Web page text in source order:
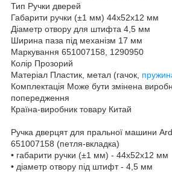
Тип Ручки дверей
Габарити ручки (±1 мм) 44х52х12 мм
Діаметр отвору для штифта 4,5 мм
Ширина паза під механізм 17 мм
Маркування 651007158, 1290950
Колір Прозорий
Матеріал Пластик, метал (гачок,
Комплектація Може бути змінена
попередження
Країна-виробник товару Китай
Ручка дверцят для пральної машини
651007158 (петля-вкладка)
• габарити ручки (±1 мм) - 44х52х12 мм
• діаметр отвору під штифт - 4,5 мм